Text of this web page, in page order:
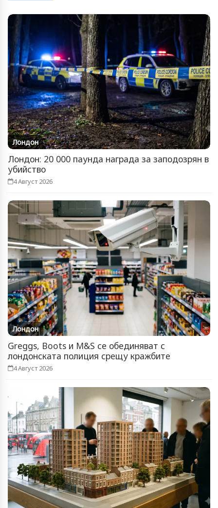
Лондон
Лондон: 20 000 паунда награда за заподозрян в
убийство
4 Август 2026
Лондон
Greggs, Boots и M&S се обединяват с
лондонската полиция срещу кражбите
4 Август 2026